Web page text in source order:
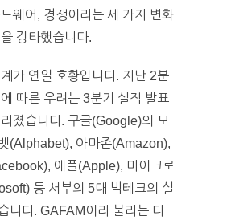
웨어, 경쟁이라는 세 가지 변화
강타했습니다.
가 연일 호황입니다. 지난 2분
따른 우려는 3분기 실적 발표
졌습니다. 구글(Google)의 모
(Alphabet), 아마존(Amazon),
애플(Apple), 마이크로
등 서부의 5대 빅테크의 실
니다. GAFAM이라 불리는 다